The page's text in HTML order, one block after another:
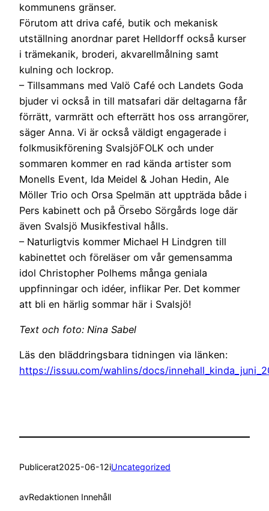
kommunens gränser.
Förutom att driva café, butik och mekanisk
utställning anordnar paret Helldorff också kurser
i trämekanik, broderi, akvarellmålning samt
kulning och lockrop.
– Tillsammans med Valö Café och Landets Goda
bjuder vi också in till matsafari där deltagarna får
förrätt, varmrätt och efterrätt hos oss arrangörer,
säger Anna. Vi är också väldigt engagerade i
folkmusikförening SvalsjöFOLK och under
sommaren kommer en rad kända artister som
Monells Event, Ida Meidel & Johan Hedin, Ale
Möller Trio och Orsa Spelmän att uppträda både i
Pers kabinett och på Örsebo Sörgårds loge där
även Svalsjö Musikfestival hålls.
– Naturligtvis kommer Michael H Lindgren till
kabinettet och föreläser om vår gemensamma
idol Christopher Polhems många geniala
uppfinningar och idéer, inflikar Per. Det kommer
att bli en härlig sommar här i Svalsjö!
Text och foto: Nina Sabel
Läs den bläddringsbara tidningen via länken:
https://issuu.com/wahlins/docs/
Publicerat2025-06-12iUncategorized
avRedaktionen Innehåll